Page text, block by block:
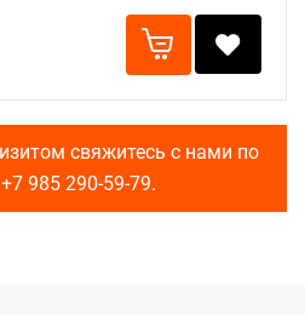
свяжитесь с нами по
+7 985 290-59-79.